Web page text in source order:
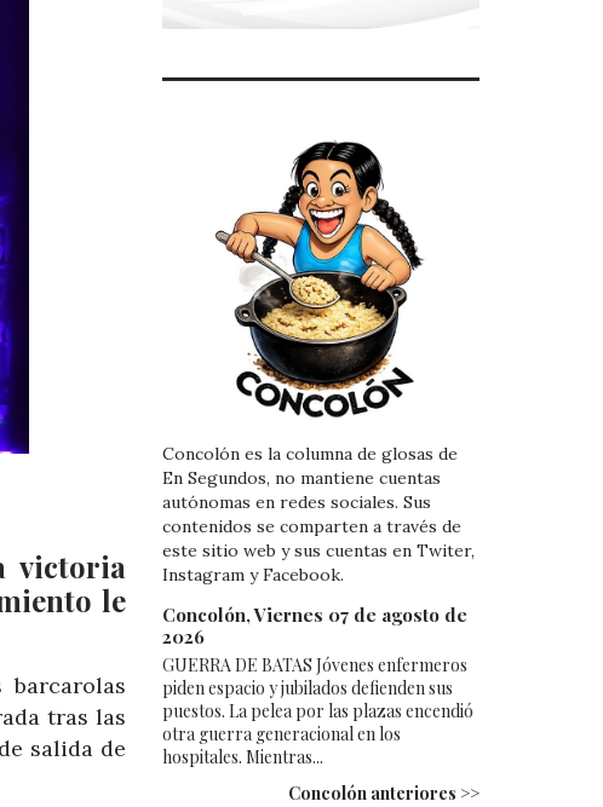
victoria
le
tras las
salida de
Concolón es la columna de glosas de
En Segundos, no mantiene cuentas
autónomas en redes sociales. Sus
contenidos se comparten a través de
este sitio web y sus cuentas en Twiter,
Instagram y Facebook.
Concolón, Viernes 07 de agosto de
2026
GUERRA DE BATAS Jóvenes enfermeros
piden espacio y jubilados defienden sus
puestos. La pelea por las plazas encendió
otra guerra generacional en los
hospitales. Mientras...
Concolón anteriores >>